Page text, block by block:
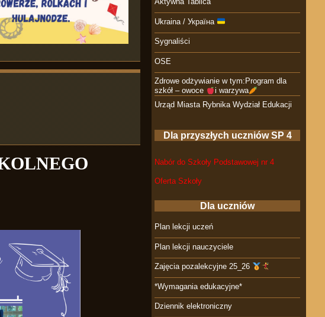
Ukraina / Україна
Sygnaliści
OSE
Zdrowe odżywianie w tym:Program dla
szkół – owoce
i warzywa
Urząd Miasta Rybnika Wydział Edukacji
Dla przyszłych uczniów SP 4
Nabór do Szkoły Podstawowej nr 4
Oferta Szkoły
Dla uczniów
Plan lekcji uczeń
Plan lekcji nauczyciele
Zajęcia pozalekcyjne 25_26
*Wymagania edukacyjne*
Dziennik elektroniczny